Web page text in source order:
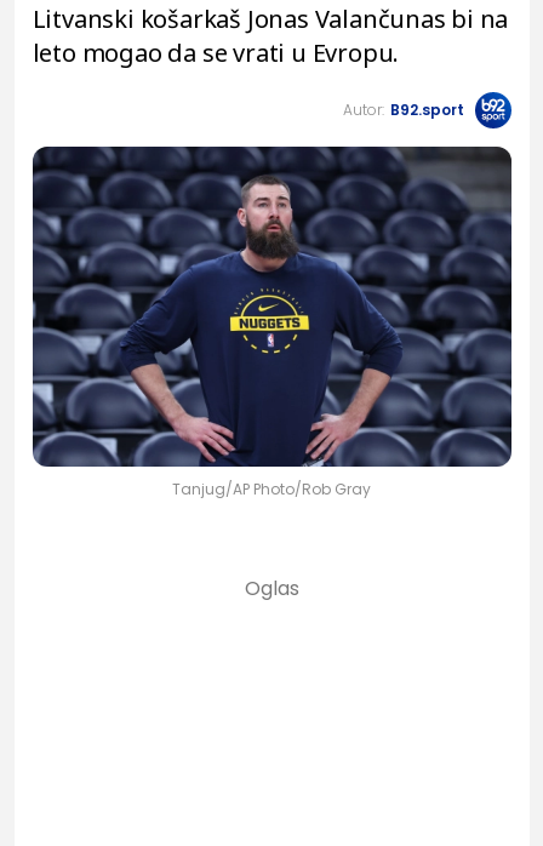
Litvanski košarkaš Jonas Valančunas bi na
leto mogao da se vrati u Evropu.
Autor: B92.sport
Tanjug/AP Photo/Rob Gray